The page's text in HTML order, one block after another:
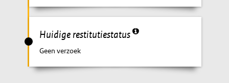
Huidige restitutiestatus
Geen verzoek